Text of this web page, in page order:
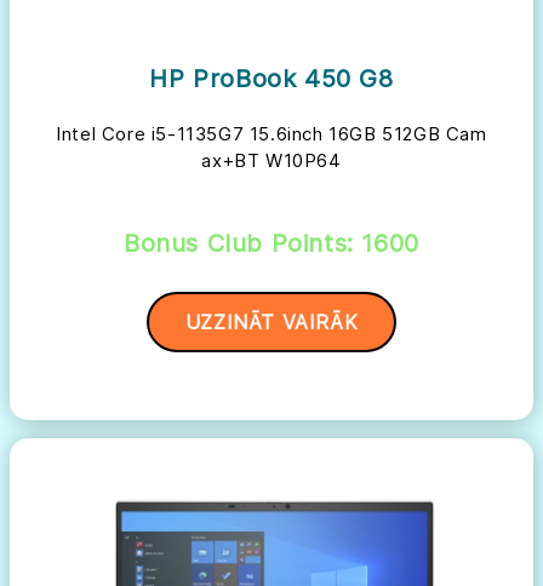
HP ProBook 450 G8
Intel Core i5-1135G7 15.6inch 16GB 512GB Cam
ax+BT W10P64
Bonus Club Points: 1600
UZZINĀT VAIRĀK